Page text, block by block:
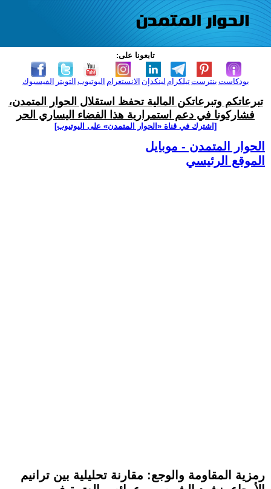
تابعونا على:
الفيسبوك التويتر اليوتيوب الانستغرام لينكدإن تيلكرامبنترست بودكاست
تبرعاتكم وتبرعاتكن المالية تحفظ استقلال الحوار المتمدن،
فشاركونا في دعم استمرارية هذا الفضاء اليساري الحر
[اشترك في قناة ‫«الحوار المتمدن» على اليوتيوب]
الحوار المتمدن - موبايل
الموقع الرئيسي
رمزية المقاومة والوجع: مقارنة تحليلية بين ترانيم